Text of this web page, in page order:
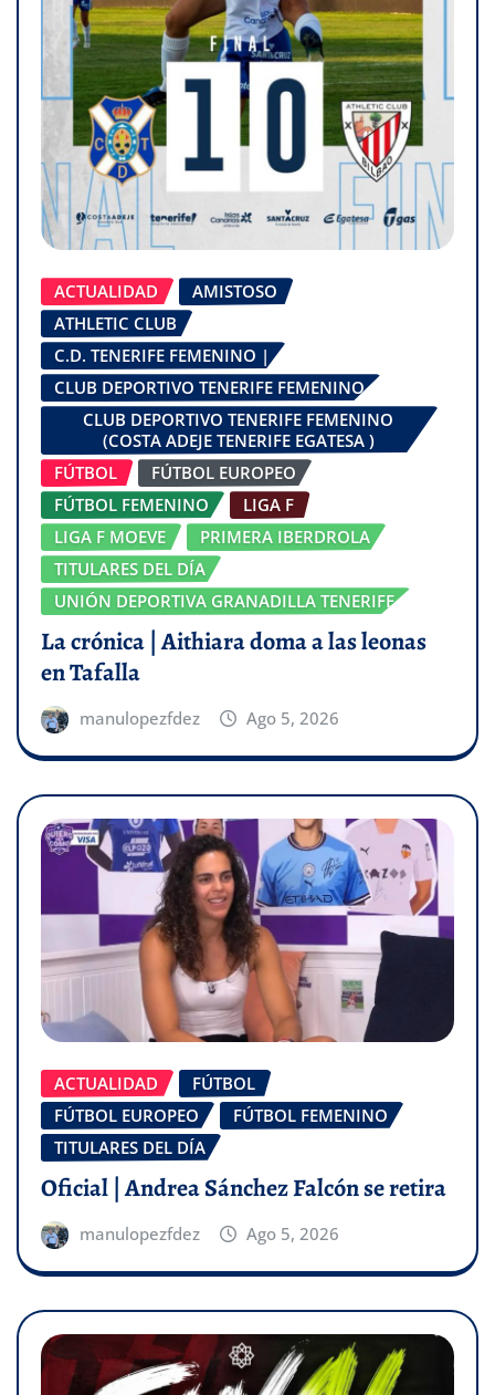
ACTUALIDAD
AMISTOSO
ATHLETIC CLUB
C.D. TENERIFE FEMENINO |
CLUB DEPORTIVO TENERIFE FEMENINO
CLUB DEPORTIVO TENERIFE FEMENINO
(COSTA ADEJE TENERIFE EGATESA )
FÚTBOL
FÚTBOL EUROPEO
FÚTBOL FEMENINO
LIGA F
LIGA F MOEVE
PRIMERA IBERDROLA
TITULARES DEL DÍA
UNIÓN DEPORTIVA GRANADILLA TENERIFE
La crónica | Aithiara doma a las leonas
en Tafalla
manulopezfdez Ago 5, 2026
ACTUALIDAD
FÚTBOL
FÚTBOL EUROPEO
FÚTBOL FEMENINO
TITULARES DEL DÍA
Oficial | Andrea Sánchez Falcón se retira
manulopezfdez Ago 5, 2026